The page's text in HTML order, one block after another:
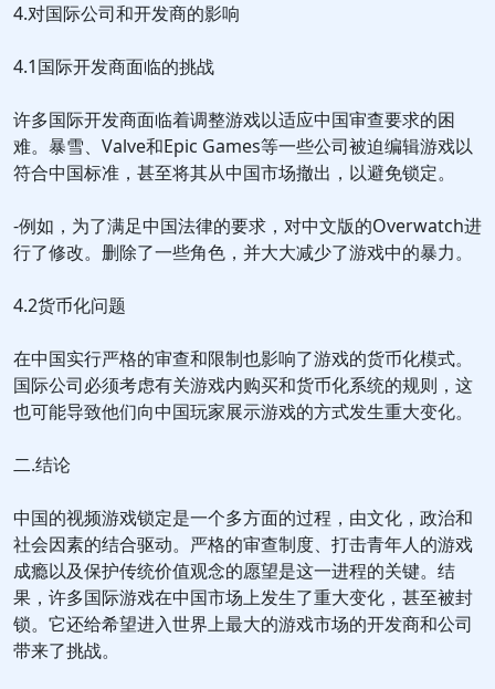
4.对国际公司和开发商的影响
4.1国际开发商面临的挑战
许多国际开发商面临着调整游戏以适应中国审查要求的困
难。暴雪、Valve和Epic Games等一些公司被迫编辑游戏以
符合中国标准，甚至将其从中国市场撤出，以避免锁定。
-例如，为了满足中国法律的要求，对中文版的Overwatch进
行了修改。删除了一些角色，并大大减少了游戏中的暴力。
4.2货币化问题
在中国实行严格的审查和限制也影响了游戏的货币化模式。
国际公司必须考虑有关游戏内购买和货币化系统的规则，这
也可能导致他们向中国玩家展示游戏的方式发生重大变化。
二.结论
中国的视频游戏锁定是一个多方面的过程，由文化，政治和
社会因素的结合驱动。严格的审查制度、打击青年人的游戏
成瘾以及保护传统价值观念的愿望是这一进程的关键。结
果，许多国际游戏在中国市场上发生了重大变化，甚至被封
锁。它还给希望进入世界上最大的游戏市场的开发商和公司
带来了挑战。